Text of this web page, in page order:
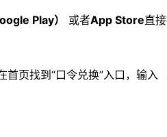
Play） 或者App Store直
页找到“口令兑换”入口，输入